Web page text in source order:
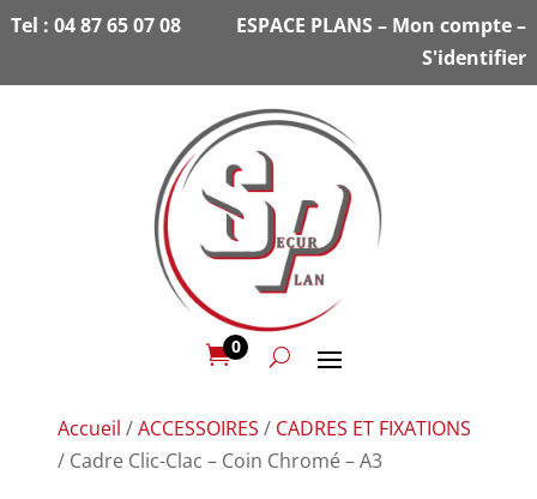
Tel : 04 87 65 07 08 ESPACE PLANS– Mon compte–
S'identifier
0
Accueil /ACCESSOIRES / CADRES ET FIXATIONS
/ Cadre Clic-Clac – Coin Chromé – A3